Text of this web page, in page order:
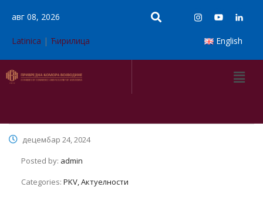
авг 08, 2026
Latinica | Ћирилица English
децембар 24, 2024
Posted by: admin
Categories: PKV, Актуелности